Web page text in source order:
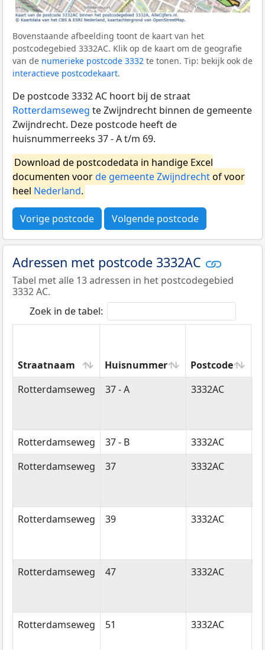
Bovenstaande afbeelding toont de kaart van het
postcodegebied 3332AC. Klik op de kaart om de geografie
van de numerieke postcode 3332 te tonen. Tip: bekijk ook de
interactieve postcodekaart.
De postcode 3332 AC hoort bij de straat
Rotterdamseweg te Zwijndrecht binnen de gemeente
Zwijndrecht. Deze postcode heeft de
huisnummerreeks 37 - A t/m 69.
Download de postcodedata in handige Excel
documenten voorde gemeente Zwijndrechtof voor
heel Nederland.
Vorige postcode Volgende postcode
Adressen met postcode 3332AC
Tabel met alle 13 adressen in het postcodegebied
3332 AC.
Zoek in de tabel:
Straatnaam Huisnummer Postcode
Straatnaam
Huisnummer Postcode
Rotterdamseweg 37 - A 3332AC
Rotterdamseweg 37 - B 3332AC
Rotterdamseweg
37 3332AC
Rotterdamseweg 39 3332AC
Rotterdamseweg 47 3332AC
Rotterdamseweg 51 3332AC